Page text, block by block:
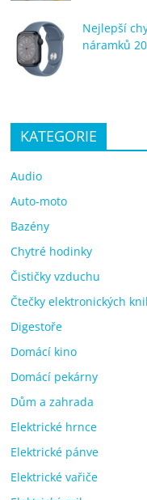
Nejlepší
náramků
KATEGORIE
Audio
Auto-moto
Bazény
Chytré hodinky
Čističky vzduchu
Čtečky elektronických
Digestoře
Domácí kino
Domácí pekárny
Dům a zahrada
Elektrické hrnce
Elektrické pánve
Elektrické vařiče